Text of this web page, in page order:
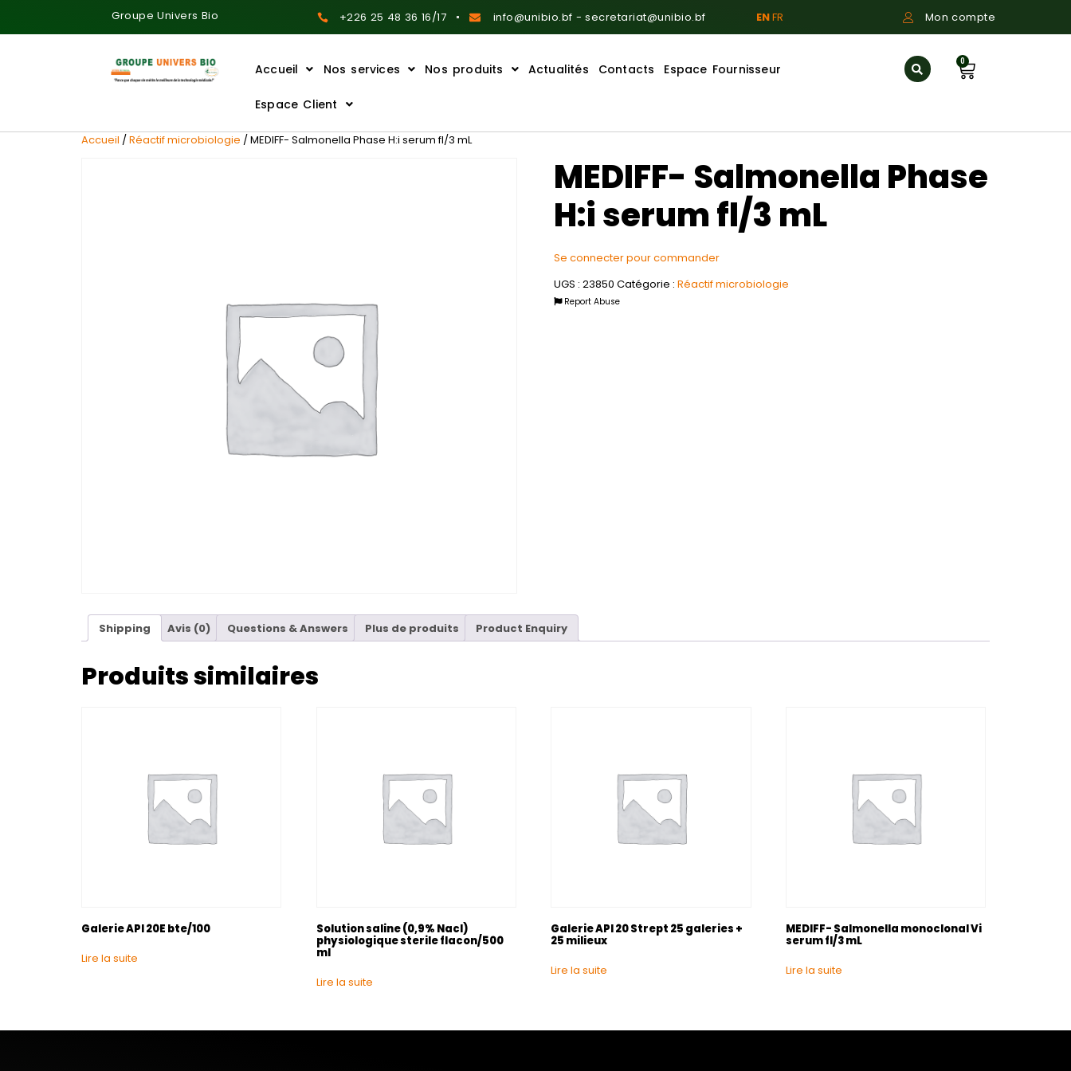
Groupe Univers Bio +226 25 48 36 16/17 info@unibio.bf - secretariat@unibio.bf ENFR Mon compte
Accueil Nos services Nos produits Actualités Contacts Espace Fournisseur
Espace Client
0
Accueil /Réactif microbiologie / MEDIFF- Salmonella Phase H:i serum fl/3 mL
MEDIFF- Salmonella Phase
H:i serum fl/3 mL
Se connecter pour commander
UGS : 23850 Catégorie : Réactif microbiologie
Report Abuse
Shipping Avis (0) Questions & Answers Plus de produits Product Enquiry
Produits similaires
Galerie API 20E bte/100
Lire la suite
Solution saline (0,9% Nacl)
physiologique sterile flacon/500
ml
Lire la suite
Galerie API 20 Strept 25 galeries +
25 milieux
Lire la suite
MEDIFF- Salmonella monoclonal Vi
serum fl/3 mL
Lire la suite